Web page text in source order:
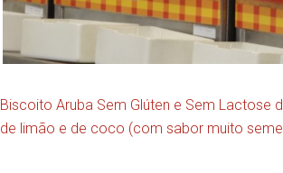
Biscoito Aruba Sem Glúten e Sem Lactose
de limão e de coco (com sabor muito